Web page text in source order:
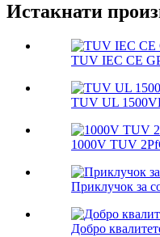
Истакнати
TUV IEC CE
TUV UL
1000V TUV
Приклучок за
Добро